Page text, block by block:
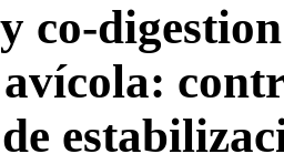
co-
: